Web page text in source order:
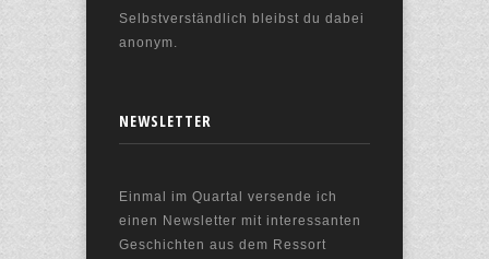
Selbstverständlich bleibst du dabei
anonym.
NEWSLETTER
Einmal im Quartal versende ich
einen Newsletter mit interessanten
Geschichten aus dem Ressort